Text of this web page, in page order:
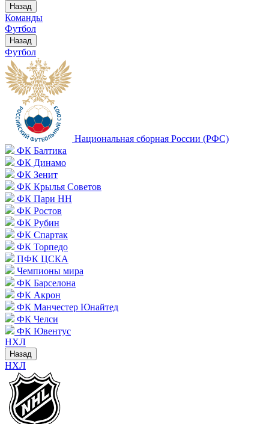
Назад
Команды
Футбол
Назад
Футбол
Национальная сборная России (РФС)
ФК Балтика
ФК Динамо
ФК Зенит
ФК Крылья Советов
ФК Пари НН
ФК Ростов
ФК Рубин
ФК Спартак
ФК Торпедо
ПФК ЦСКА
Чемпионы мира
ФК Барселона
ФК Акрон
ФК Манчестер Юнайтед
ФК Челси
ФК Ювентус
НХЛ
Назад
НХЛ